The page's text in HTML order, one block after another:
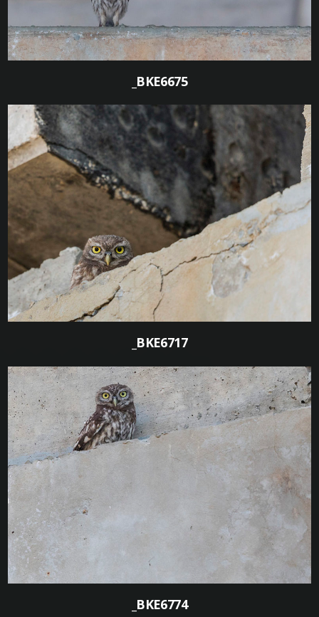
_BKE6675
_BKE6717
_BKE6774